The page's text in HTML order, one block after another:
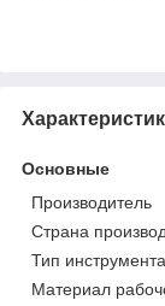
Основные
Производитель
Страна
Тип инструмента
Материал